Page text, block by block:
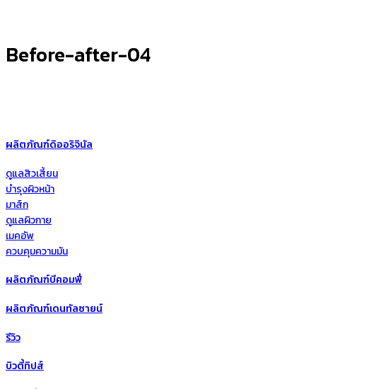
Before-after-04
ผลิตภัณฑ์ดิออริจินัล
ดูแลสิวเสี้ยน
บำรุงผิวหน้า
มาส์ก
ดูแลผิวกาย
เมคอัพ
ควบคุมความมัน
ผลิตภัณฑ์บีคอมฟี่
ผลิตภัณฑ์เดนทัลซายน์
รีวิว
บิวตี้ทิปส์